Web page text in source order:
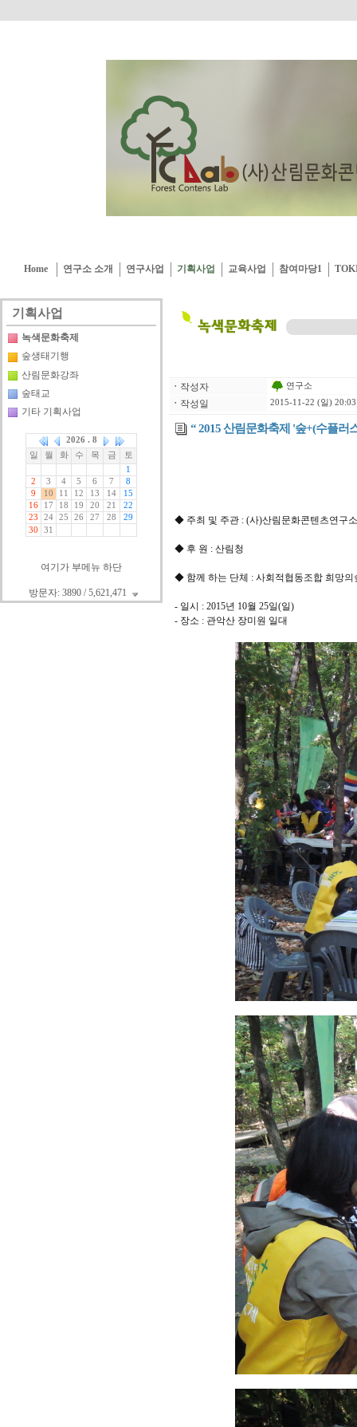
Home 연구소 소개 연구사업 기획사업 교육사업 참여마당1
기획사업
녹색문화축제
숲생태기행
산림문화강좌
숲태교
기타 기획사업
여기가 부메뉴 하단
방문자: 3890 / 5,621,471
ㆍ 작성자 연구소
ㆍ 작성일 2015-11-22 (일) 20:03
“ 2015 산림문화축제 '숲+(수플러
◆ 주최 및 주관 : (사)산림문화콘텐츠연구소
◆ 후 원 : 산림청
◆ 함께 하는 단체 : 사회적협동조합 희망
- 일시 : 2015년 10월 25일(일)
- 장소 : 관악산 장미원 일대